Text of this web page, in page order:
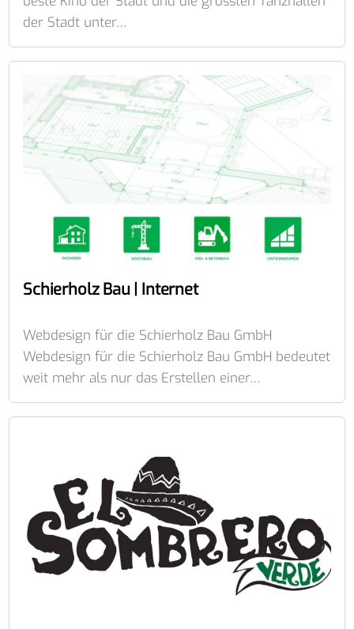
der Stadt unter…
Schierholz Bau | Internet
Webdesign für die Schierholz Bau GmbH
Webdesign für die Schierholz Bau GmbH bedeutet
weit mehr als nur das Erstellen einer…